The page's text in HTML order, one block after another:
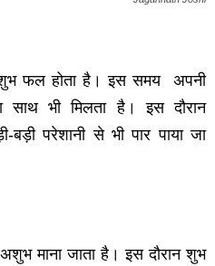
शुभ फल होता है। इस समय अपनी
भी मिलता है। इस दौरान
परेशानी से भी पार पाया जा
माना जाता है। इस दौरान शुभ